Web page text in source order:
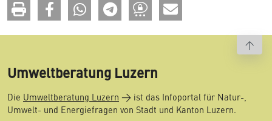
Umweltberatung Luzern
Die Umweltberatung Luzern
ist das Infoportal für Natur-,
Umwelt- und Energiefragen von Stadt und Kanton Luzern.